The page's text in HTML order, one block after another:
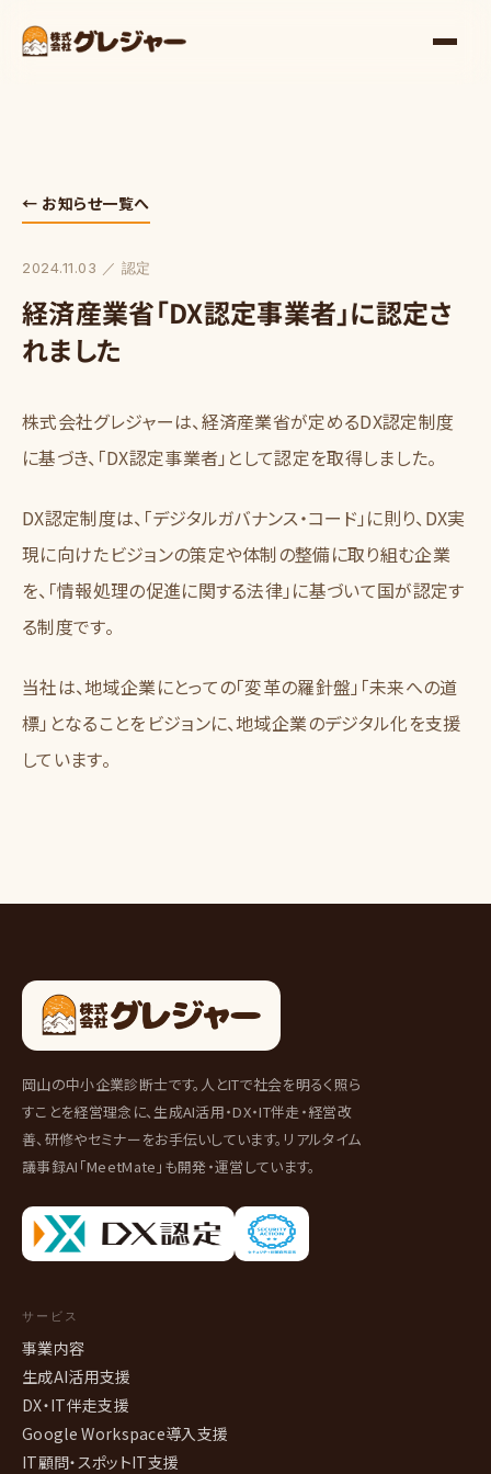
← お知らせ一覧へ
2024.11.03 ／ 認定
経済産業省「DX認定事業者」に認定さ
れました
株式会社グレジャーは、経済産業省が定めるDX認定制度
に基づき、「DX認定事業者」として認定を取得しました。
DX認定制度は、「デジタルガバナンス・コード」に則り、DX実
現に向けたビジョンの策定や体制の整備に取り組む企業
を、「情報処理の促進に関する法律」に基づいて国が認定す
る制度です。
当社は、地域企業にとっての「変革の羅針盤」「未来への道
標」となることをビジョンに、地域企業のデジタル化を支援
しています。
岡山の中小企業診断士です。人とITで社会を明るく照ら
すことを経営理念に、生成AI活用・DX・IT伴走・経営改
善、研修やセミナーをお手伝いしています。リアルタイム
議事録AI「MeetMate」も開発・運営しています。
サービス
事業内容
生成AI活用支援
DX・IT伴走支援
Google Workspace導入支援
IT顧問・スポットIT支援